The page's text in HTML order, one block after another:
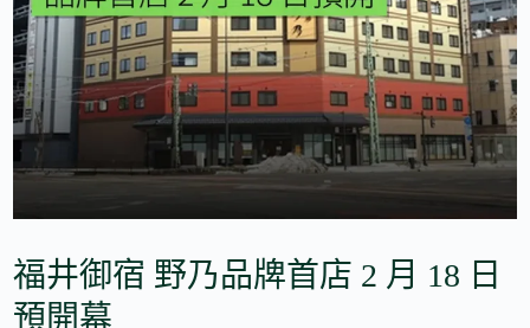
福井御宿 野乃品牌首店 2 月 18 日
預開幕